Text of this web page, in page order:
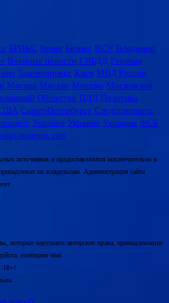
БРИКС Банки Бизнес ВСУ Владимир
Военные новости ГИБДД Горячая
Законопроект Киев МВД России
Москва Москве Москвы Московская
Общество ПДД Политика
Санкт-Петербурге Следственного
Украина Украине Украины ФСБ
сил
источников и предоставляются исключительно в
их владельцам. Администрация сайта
которые нарушают авторские права, принадлежащие
сообщите нам.
18+!